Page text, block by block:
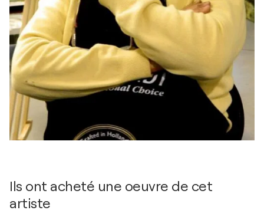
Ils ont acheté une oeuvre de cet
artiste